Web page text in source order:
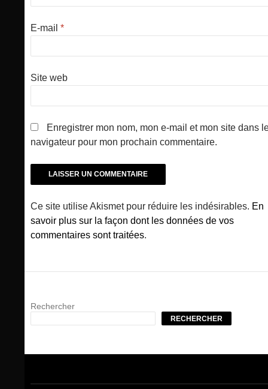
E-mail *
Site web
Enregistrer mon nom, mon e-mail et mon site dans
navigateur pour mon prochain commentaire.
Ce site utilise Akismet pour réduire les indésirables. En
savoir plus sur la façon dont les données de vos
commentaires sont traitées.
Rechercher
RECHERCHER